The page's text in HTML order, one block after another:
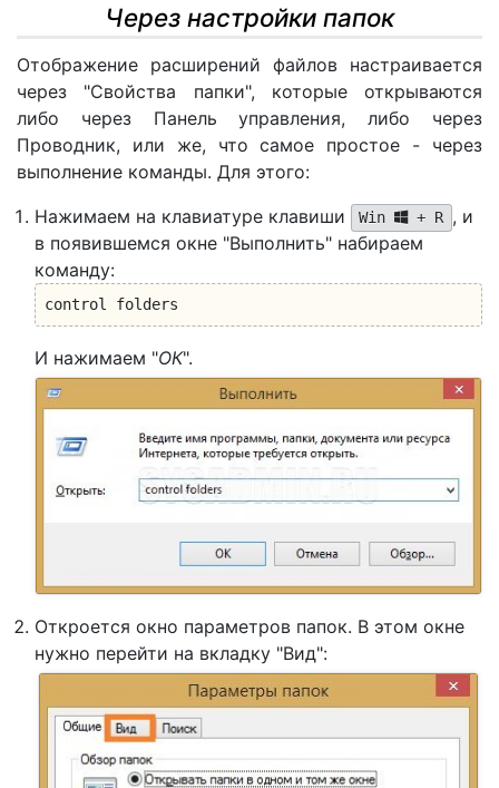
Через настройки папок
Отображение расширений файлов настраивается
через "Свойства папки", которые открываются
либо через Панель управления, либо через
Проводник, или же, что самое простое - через
выполнение команды. Для этого:
Нажимаем на клавиатуре клавиши
Win + R , и
в появившемся окне "Выполнить" набираем
команду:
control folders
И нажимаем "ОК".
Откроется окно параметров папок. В этом окне
нужно перейти на вкладку "Вид":